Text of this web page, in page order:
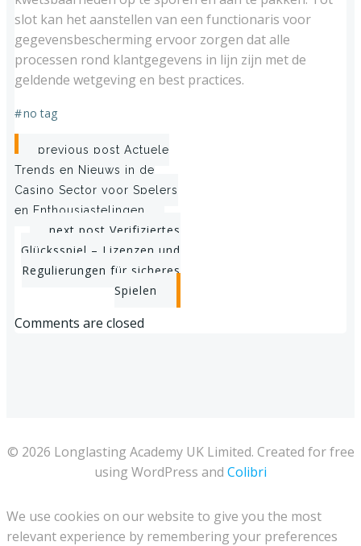
slot kan het aanstellen van een functionaris voor
gegevensbescherming ervoor zorgen dat alle
processen rond klantgegevens in lijn zijn met de
geldende wetgeving en best practices.
#no tag
Post
navigation
previous post Actuele
Trends en Nieuws in de
Casino Sector voor Spelers
en Enthousiastelingen
Post
navigation
next post Verifiziertes
Glücksspiel – Lizenzen und
Regulierungen für sicheres
Spielen
Comments are closed
© 2026 Longlasting Academy UK Limited. Created for free
using WordPress and Colibri
We use cookies on our website to give you the most
relevant experience by remembering your preferences